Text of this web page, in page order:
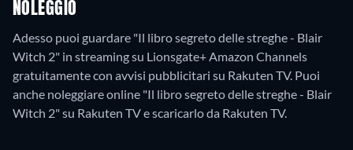
NOLEGGIO
Adesso puoi guardare "Il libro segreto delle streghe - Blair
Witch 2" in streaming su Lionsgate+ Amazon Channels
gratuitamente con avvisi pubblicitari su Rakuten TV. Puoi
anche noleggiare online "Il libro segreto delle streghe - Blair
Witch 2" su Rakuten TV e scaricarlo da Rakuten TV.